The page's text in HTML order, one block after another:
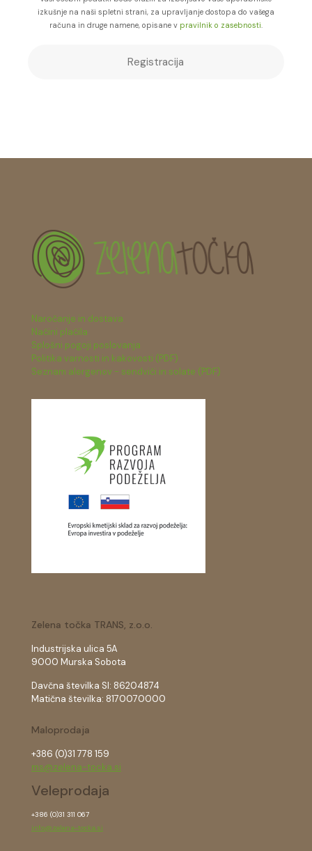
izkušnje na naši spletni strani, za upravljanje dostopa do vašega
računa in druge namene, opisane v pravilnik o zasebnosti.
Registracija
Naročanje in dostava
Načini plačila
Splošni pogoji poslovanja
Politika varnosti in kakovosti (PDF)
Seznam alergenov - sendviči in solate (PDF)
Zelena točka TRANS, z.o.o.
Industrijska ulica 5A
9000 Murska Sobota
Davčna številka SI: 86204874
Matična številka: 8170070000
Maloprodaja
+386 (0)31 778 159
ms@zelena-tocka.si
Veleprodaja
+386 (0)31 311 067
info@zelena-tocka.si